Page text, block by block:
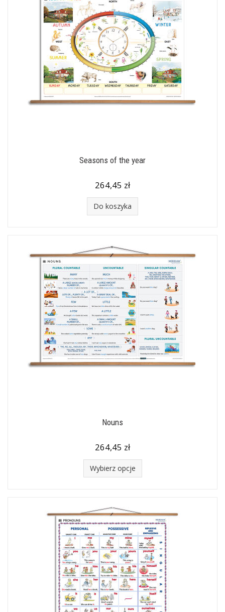
Seasons of the year
264,45 zł
Do koszyka
Nouns
264,45 zł
Wybierz opcje